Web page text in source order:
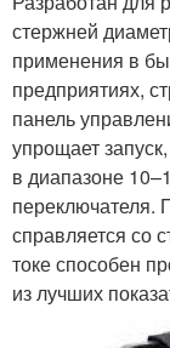
стержней
применения в
предприятиях,
панель
упрощает
в диапазоне
переключателя.
справляется со
токе способен
из лучших